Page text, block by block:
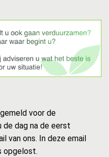
voor de
dag na de eerst
van ons. In deze email
opgelost.